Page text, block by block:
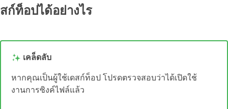
สก์ท็อปได้อย่างไร
เคล็ดลับ
หากคุณเป็นผู้ใช้เดสก์ท็อป โปรดตรวจสอบว่าได้เปิดใช้
งานการซิงค์ไฟล์แล้ว